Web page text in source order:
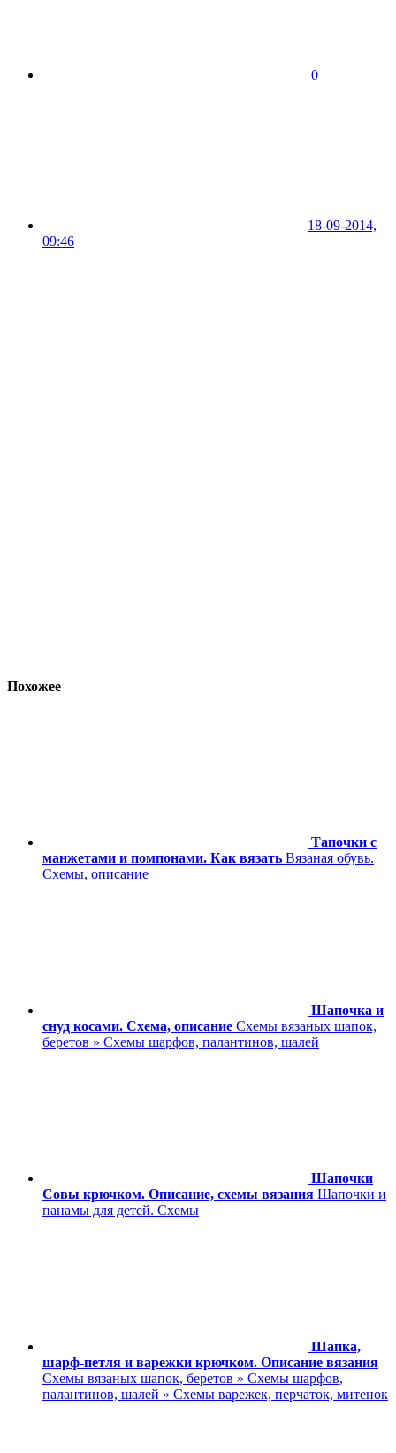
0
18-09-2014,
09:46
Похожее
Тапочки с
манжетами и помпонами. Как вязать Вязаная обувь.
Схемы, описание
Шапочка и
снуд косами. Схема, описание Схемы вязаных шапок,
беретов » Схемы шарфов, палантинов, шалей
Шапочки
Совы крючком. Описание, схемы вязания Шапочки и
панамы для детей. Схемы
Шапка,
шарф-петля и варежки крючком. Описание вязания
Схемы вязаных шапок, беретов » Схемы шарфов,
палантинов, шалей » Схемы варежек, перчаток, митенок